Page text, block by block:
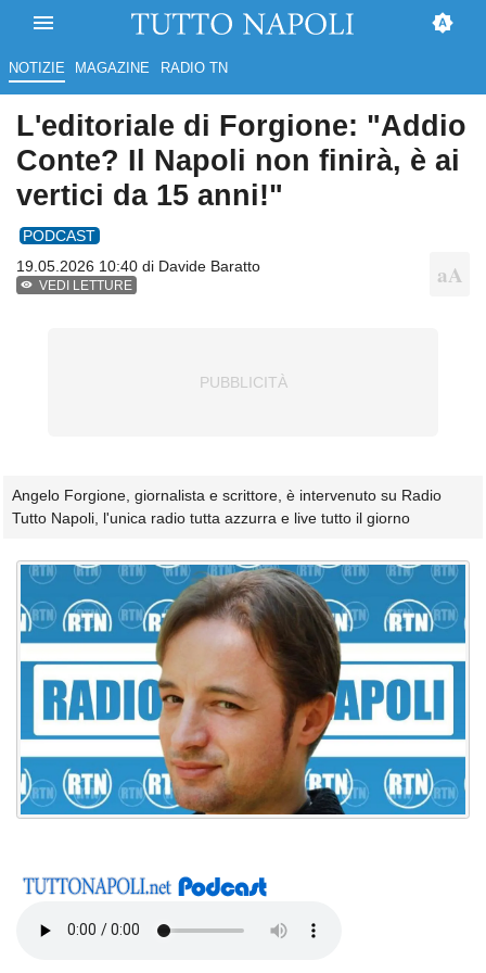
NOTIZIE MAGAZINE RADIO TN
L'editoriale di Forgione: "Addio
Conte? Il Napoli non finirà, è ai
vertici da 15 anni!"
PODCAST
19.05.2026 10:40 di Davide Baratto
VEDI LETTURE
Angelo Forgione, giornalista e scrittore, è intervenuto su Radio
Tutto Napoli, l'unica radio tutta azzurra e live tutto il giorno